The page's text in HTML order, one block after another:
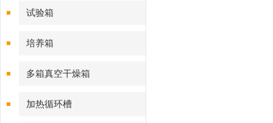
试验箱
培养箱
多箱真空干燥箱
加热循环槽